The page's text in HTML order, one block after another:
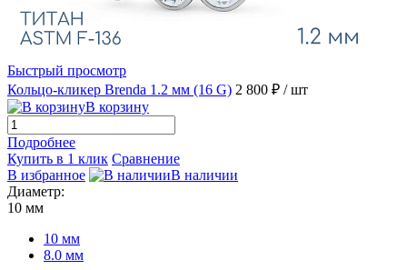
Быстрый просмотр
Кольцо-кликер Brenda 1.2 мм (16 G) 2 800 ₽ / шт
В корзину
Подробнее
Купить в 1 клик Сравнение
В избранное
В наличии
Диаметр:
10 мм
10 мм
8.0 мм